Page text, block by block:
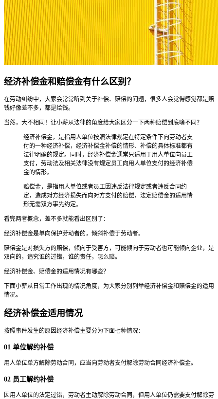
经济补偿金和赔偿金有什么区别？
在劳动纠纷中，大家会常常听到关于补偿、赔偿的问题，很多人会觉得感觉都是赔
钱好像差不多，都是给钱。
当然，大不相同！让小薪从法律的角度给大家区分一下两种赔偿到底啥不同？
经济补偿金，是指用人单位按照法律规定在特定条件下向劳动者支
付的一种经济补偿，经济补偿金补偿的情形、补偿的具体标准都有
法律明确的规定。同时，经济补偿金通常只适用于用人单位向员工
支付，劳动法及相关法律没有规定员工向用人单位支付的经济补偿
金的情形。
赔偿金，是指用人单位或者员工因违反法律规定或者违反合同约
定，造成对方经济损失而向对方支付的赔偿，法定赔偿金的适用情
形无需双方事先约定。
看完两者概念，差不多就能看出区别了：
经济补偿金是单向保护劳动者的，倾斜补偿于劳动者。
赔偿金是对损失方的赔偿，倾向于受害方，可能倾向于劳动者也可能倾向企业，是
双向的，追究谁的过错，谁的责任，怎么赔。
经济补偿金、赔偿金的适用情况有哪些？
下面小薪从日常工作出现的情况角度，为大家分别列举经济补偿金和赔偿金的适用
情况。
经济补偿金适用情况
按照事件发生的原因经济补偿主要分为下面七种情况：
01 单位解约补偿
用人单位单方解除劳动合同，应当向劳动者支付解除劳动合同经济补偿金。
02 员工解约补偿
因用人单位的法定过错，劳动者主动解除劳动合同，但用人单位仍需要支付解除劳